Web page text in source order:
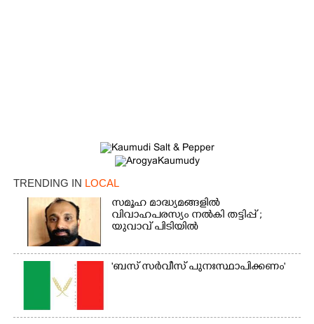
TRENDING IN LOCAL
സമൂഹ മാദ്ധ്യമങ്ങളിൽ
വിവാഹപരസ്യം നൽകി തട്ടിപ്പ് ;
യുവാവ് പിടിയിൽ
'ബസ് സർവീസ് പുനഃസ്ഥാപിക്കണം'